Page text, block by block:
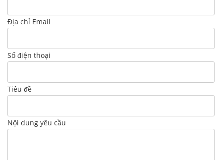
Địa chỉ Email
Số điện thoại
Tiêu đề
Nội dung yêu cầu